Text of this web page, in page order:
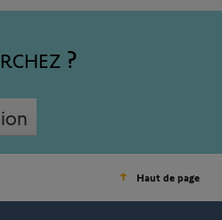
Haut de page